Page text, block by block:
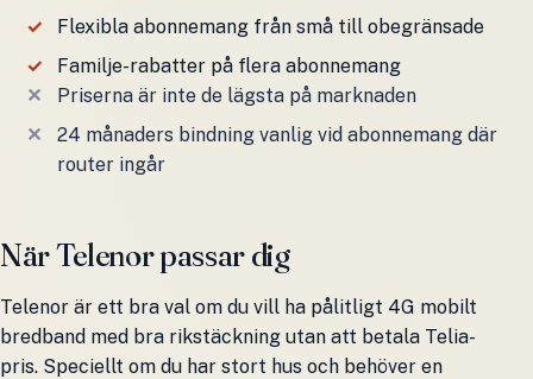
Flexibla abonnemang från små till obegränsade
Familje-rabatter på flera abonnemang
Priserna är inte de lägsta på marknaden
24 månaders bindning vanlig vid abonnemang där
router ingår
När Telenor passar dig
Telenor är ett bra val om du vill ha pålitligt 4G mobilt
bredband med bra rikstäckning utan att betala Telia-
pris. Speciellt om du har stort hus och behöver en